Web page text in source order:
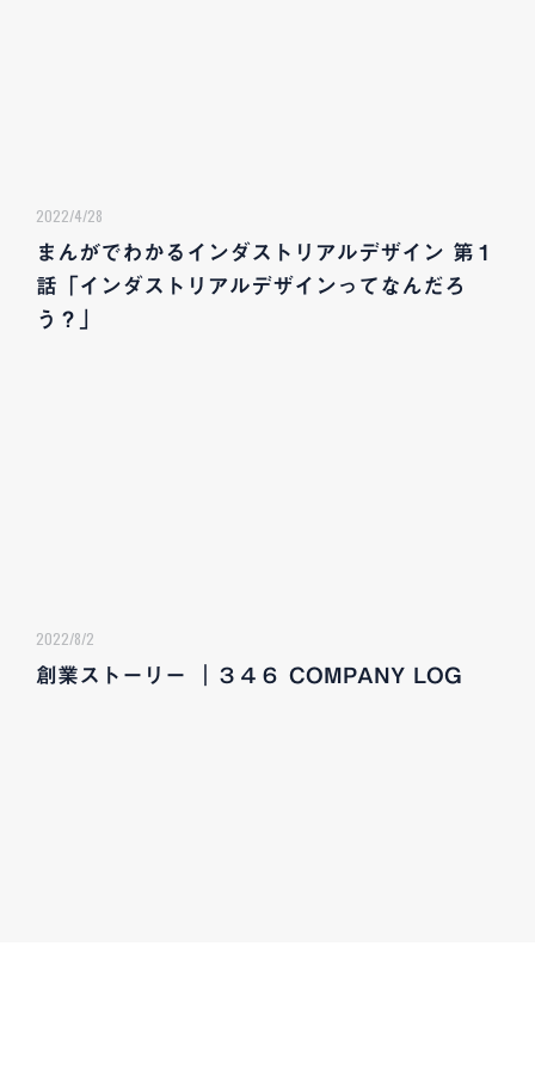
2022/4/28
まんがでわかるインダストリアルデザイン 第１
話「インダストリアルデザインってなんだろ
う？」
2022/8/2
創業ストーリー ｜３４６ COMPANY LOG